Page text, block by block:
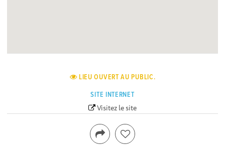
LIEU OUVERT AU PUBLIC.
SITE INTERNET
Visitez le site